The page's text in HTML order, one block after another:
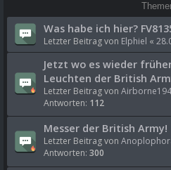
Was habe ich hier?
Letzter Beitrag von Elphiel «
Jetzt wo es wieder
Leuchten der British
Letzter Beitrag von
Antworten: 112
Messer der British Army!
Letzter Beitrag von
Antworten: 300